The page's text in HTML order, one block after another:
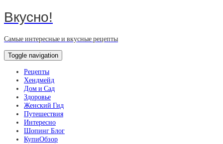
Вкусно!
Самые интересные и вкусные рецепты
Toggle navigation
Рецепты
Хендмейд
Дом и Сад
Здоровье
Женский Гид
Путешествия
Интересно
Шопинг Блог
КупиОбзор